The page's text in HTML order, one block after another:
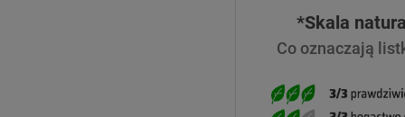
*Skala
Co oznaczają